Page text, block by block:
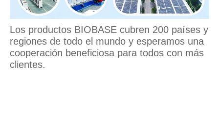
Los productos BIOBASE cubren 200 países y
regiones de todo el mundo y esperamos una
cooperación beneficiosa para todos con más
clientes.